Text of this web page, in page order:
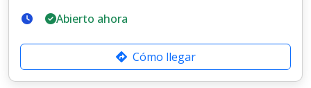
Abierto ahora
Cómo llegar